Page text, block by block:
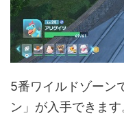
5番ワイルドゾーン
ン」が入手できます